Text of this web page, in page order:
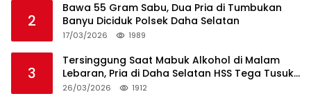
2
Bawa 55 Gram Sabu, Dua Pria di Tumbukan
Banyu Diciduk Polsek Daha Selatan
17/03/2026 1989
3
Tersinggung Saat Mabuk Alkohol di Malam
Lebaran, Pria di Daha Selatan HSS Tega Tusuk
Teman Sendiri
26/03/2026 1912